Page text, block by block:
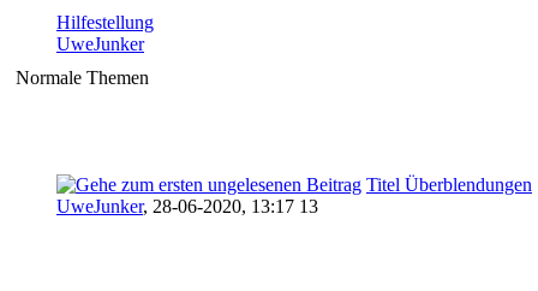
Hilfestellung
UweJunker
Normale Themen
Titel Überblendungen
UweJunker, 28-06-2020, 13:17 13